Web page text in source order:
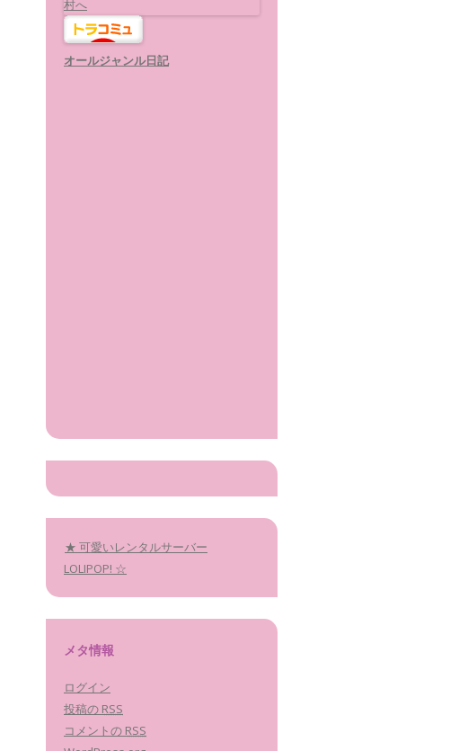
オールジャンル日記
★ 可愛いレンタルサーバー
LOLIPOP! ☆
メタ情報
ログイン
投稿の RSS
コメントの RSS